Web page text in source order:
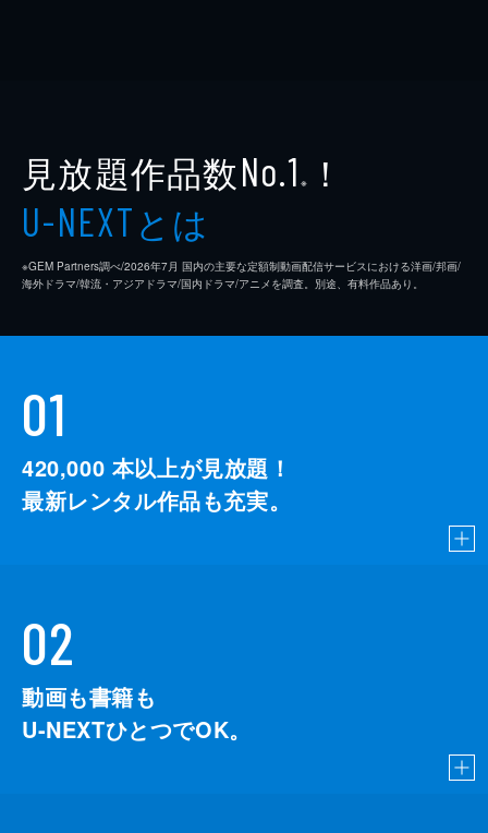
見放題作品数No.1 ※ ！
U-NEXTとは
※GEM Partners調べ/2026年7⽉ 国内の主要な定額制動画配信サービスにおける洋画/邦画/
海外ドラマ/韓流・アジアドラマ/国内ドラマ/アニメを調査。別途、有料作品あり。
01
420,000 本以上が見放題！
最新レンタル作品も充実。
02
動画も書籍も
U-NEXTひとつでOK。